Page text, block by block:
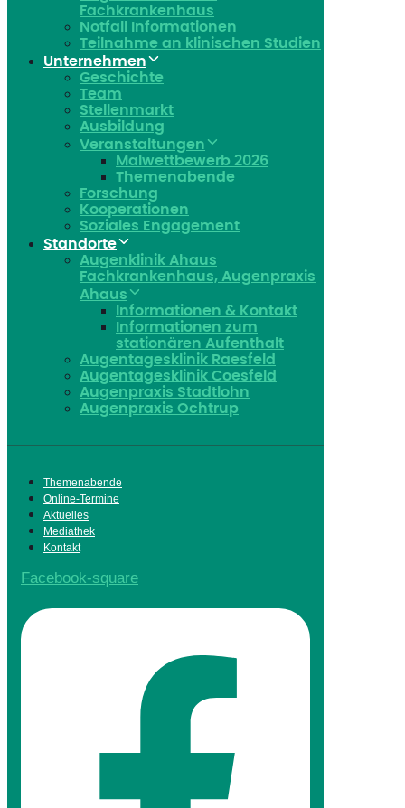
Fachkrankenhaus
Notfall Informationen
Teilnahme an klinischen Studien
Unternehmen
Geschichte
Team
Stellenmarkt
Ausbildung
Veranstaltungen
Malwettbewerb 2026
Themenabende
Forschung
Kooperationen
Soziales Engagement
Standorte
Augenklinik Ahaus
Fachkrankenhaus, Augenpraxis
Ahaus
Informationen & Kontakt
Informationen zum
stationären Aufenthalt
Augentagesklinik Raesfeld
Augentagesklinik Coesfeld
Augenpraxis Stadtlohn
Augenpraxis Ochtrup
Themenabende
Online-Termine
Aktuelles
Mediathek
Kontakt
Facebook-square